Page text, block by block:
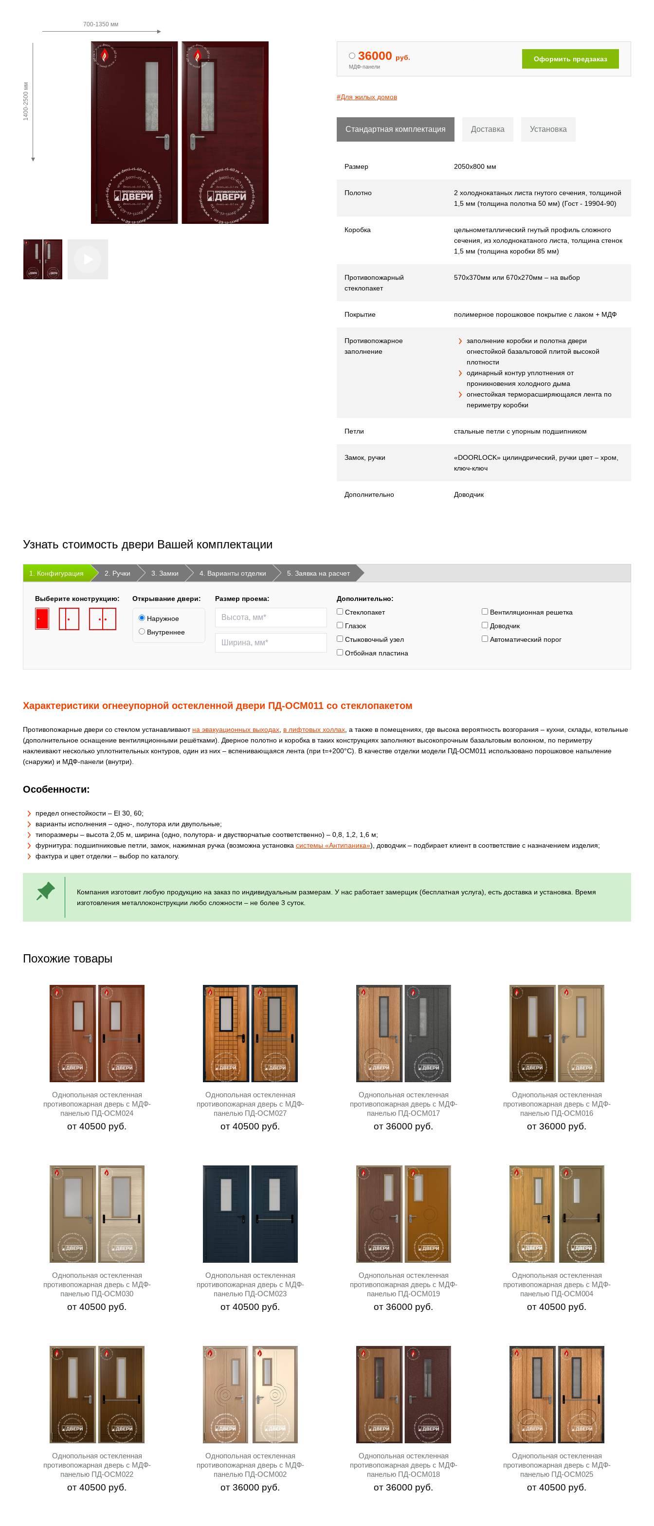
700-1350 мм
1400-2500 мм
36000 руб.
МДФ-панели
Оформить предзаказ
#Для жилых домов
Стандартная комплектация Доставка Установка
Размер 2050х800 мм
Полотно
2 холоднокатаных листа гнутого сечения, толщиной
1,5 мм (толщина полотна 50 мм) (Гост - 19904-90)
Коробка
цельнометаллический гнутый профиль сложного
сечения, из холоднокатаного листа, толщина стенок
1,5 мм (толщина коробки 85 мм)
Противопожарный
стеклопакет
570х370мм или 670х270мм – на выбор
Покрытие полимерное порошковое покрытие с лаком + МДФ
Противопожарное
заполнение
заполнение коробки и полотна двери
огнестойкой базальтовой плитой высокой
плотности
одинарный контур уплотнения от
проникновения холодного дыма
огнестойкая терморасширяющаяся лента по
периметру коробки
Петли стальные петли с упорным подшипником
Замок, ручки
«DOORLOCK» цилиндрический, ручки цвет – хром,
ключ-ключ
Дополнительно Доводчик
Узнать стоимость двери Вашей комплектации
1. Конфигурация 2. Ручки 3. Замки 4. Варианты отделки 5. Заявка на расчет
Выберите конструкцию: Открывание двери:
Наружное
Внутреннее
Размер проема:
Дополнительно:
Стеклопакет
Вентиляционная решетка
Глазок
Доводчик
Стыковочный узел
Автоматический порог
Отбойная пластина
Характеристики огнееупорной остекленной двери ПД-ОСМ011 со стеклопакетом
Противопожарные двери со стеклом устанавливают на эвакуационных выходах в лифтовых холлах , а также в помещениях, где высока вероятность возгорания – кухни, склады, котельные
(дополнительное оснащение вентиляционными решётками). Дверное полотно и коробка в таких конструкциях заполняют высокопрочным базальтовым волокном, по периметру
наклеивают несколько уплотнительных контуров, один из них – вспенивающаяся лента (при t=+200°C). В качестве отделки модели ПД-ОСМ011 использовано порошковое напыление
(снаружи) и МДФ-панели (внутри).
Особенности:
предел огнестойкости – EI 30, 60;
варианты исполнения – одно-, полутора или двупольные;
типоразмеры – высота 2,05 м, ширина (одно, полутора- и двустворчатые соответственно) – 0,8, 1,2, 1,6 м;
фурнитура: подшипниковые петли, замок, нажимная ручка (возможна установка системы «Антипаника»), доводчик – подбирает клиент в соответствие с назначением изделия;
фактура и цвет отделки – выбор по каталогу.
Компания изготовит любую продукцию на заказ по индивидуальным размерам. У нас работает замерщик (бесплатная услуга), есть доставка и установка. Время
изготовления металлоконструкции любо сложности – не более 3 суток.
Похожие товары
Однопольная остекленная
противопожарная дверь c МДФ-
панелью ПД-ОСМ024
от40500 руб.
Однопольная остекленная
противопожарная дверь c МДФ-
панелью ПД-ОСМ027
от40500 руб.
Однопольная остекленная
противопожарная дверь c МДФ-
панелью ПД-ОСМ017
от36000 руб.
Однопольная остекленная
противопожарная дверь c МДФ-
панелью ПД-ОСМ016
от36000 руб.
Однопольная остекленная
противопожарная дверь c МДФ-
панелью ПД-ОСМ030
от40500 руб.
Однопольная остекленная
противопожарная дверь c МДФ-
панелью ПД-ОСМ023
от40500 руб.
Однопольная остекленная
противопожарная дверь c МДФ-
панелью ПД-ОСМ019
от36000 руб.
Однопольная остекленная
противопожарная дверь c МДФ-
панелью ПД-ОСМ004
от40500 руб.
Однопольная остекленная
противопожарная дверь c МДФ-
панелью ПД-ОСМ022
от40500 руб.
Однопольная остекленная
противопожарная дверь c МДФ-
панелью ПД-ОСМ002
от36000 руб.
Однопольная остекленная
противопожарная дверь c МДФ-
панелью ПД-ОСМ018
от36000 руб.
Однопольная остекленная
противопожарная дверь c МДФ-
панелью ПД-ОСМ025
от40500 руб.